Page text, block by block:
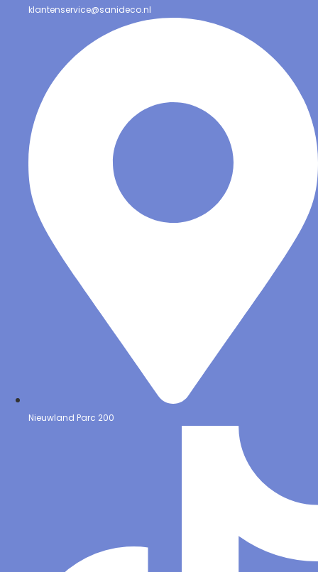
klantenservice@sanideco.nl
Nieuwland Parc 200